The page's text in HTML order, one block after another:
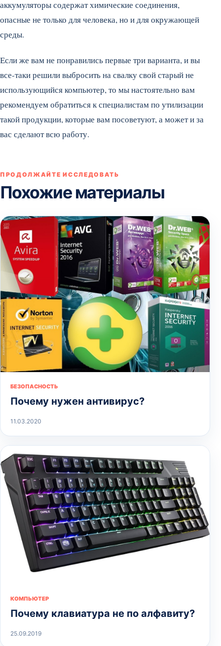
аккумуляторы содержат химические соединения,
опасные не только для человека, но и для окружающей
среды.
Если же вам не понравились первые три варианта, и вы
все-таки решили выбросить на свалку свой старый не
использующийся компьютер, то мы настоятельно вам
рекомендуем обратиться к специалистам по утилизации
такой продукции, которые вам посоветуют, а может и за
вас сделают всю работу.
ПРОДОЛЖАЙТЕ ИССЛЕДОВАТЬ
Похожие материалы
БЕЗОПАСНОСТЬ
Почему нужен антивирус?
11.03.2020
КОМПЬЮТЕР
Почему клавиатура не по алфавиту?
25.09.2019